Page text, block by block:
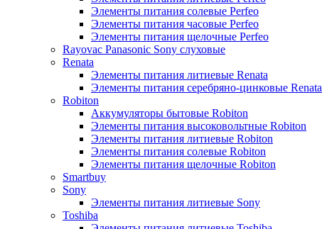
Элементы питания солевые Perfeo
Элементы питания часовые Perfeo
Элементы питания щелочные Perfeo
Rayovac Panasonic Sony слуховые
Renata
Элементы питания литиевые Renata
Элементы питания серебряно-цинковые Renata
Robiton
Аккумуляторы бытовые Robiton
Элементы питания высоковольтные Robiton
Элементы питания литиевые Robiton
Элементы питания солевые Robiton
Элементы питания щелочные Robiton
Smartbuy
Sony
Элементы питания литиевые Sony
Toshiba